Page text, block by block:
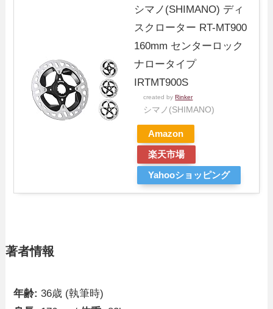
シマノ(SHIMANO) ディ
スクローター RT-MT900
160mm センターロック
ナロータイプ
IRTMT900S
created byRinker
シマノ(SHIMANO)
Amazon
楽天市場
Yahooショッピング
著者情報
年齢: 36歳 (執筆時)